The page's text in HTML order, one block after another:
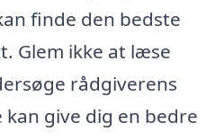
finde den bedste
Glem ikke at læse
rådgiverens
give dig en bedre